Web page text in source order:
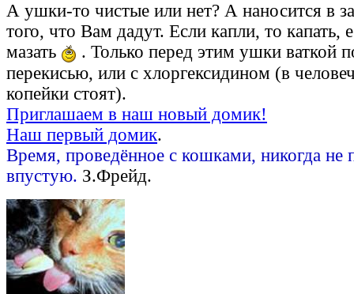
А ушки-то чистые или нет? А наносится в
того, что Вам дадут. Если капли, то капать,
мазать
. Только перед этим ушки ваткой
перекисью, или с хлоргексидином (в
копейки стоят).
Приглашаем в наш новый домик!
Наш первый домик.
Время, проведённое с кошками, никогда не
впустую. З.Фрейд.